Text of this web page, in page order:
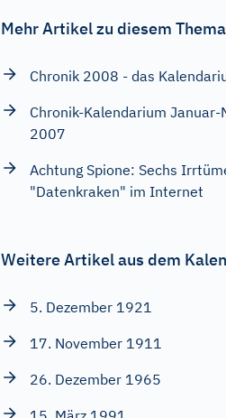
Mehr Artikel zu diesem Thema
Chronik 2008 - das
Chronik-Kalendarium Januar-
2007
Achtung Spione: Sechs
"Datenkraken" im Internet
Weitere Artikel aus dem
5. Dezember 1921
17. November 1911
26. Dezember 1965